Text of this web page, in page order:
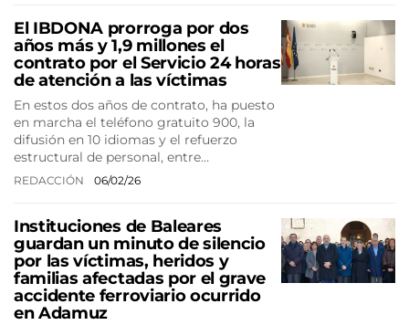
El IBDONA prorroga por dos
años más y 1,9 millones el
contrato por el Servicio 24 horas
de atención a las víctimas
En estos dos años de contrato, ha puesto
en marcha el teléfono gratuito 900, la
difusión en 10 idiomas y el refuerzo
estructural de personal, entre…
REDACCIÓN 06/02/26
Instituciones de Baleares
guardan un minuto de silencio
por las víctimas, heridos y
familias afectadas por el grave
accidente ferroviario ocurrido
en Adamuz